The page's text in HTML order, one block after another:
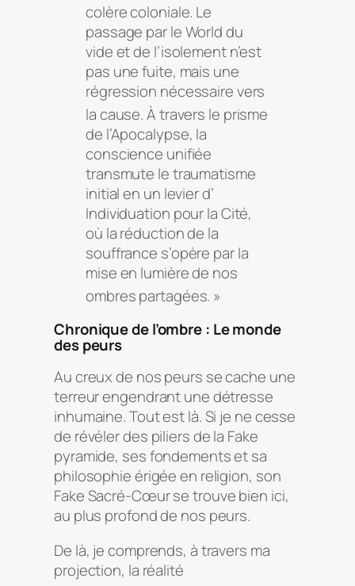
colère coloniale. Le
passage par le World du
vide et de l’isolement n’est
pas une fuite, mais une
régression nécessaire vers
la cause. À travers le prisme
de l’Apocalypse, la
conscience unifiée
transmute le traumatisme
initial en un levier d’
Individuation pour la Cité,
où la réduction de la
souffrance s’opère par la
mise en lumière de nos
ombres partagées. »
Chronique de l’ombre : Le monde
des peurs
Au creux de nos peurs se cache une
terreur engendrant une détresse
inhumaine. Tout est là. Si je ne cesse
de révéler des piliers de la Fake
pyramide, ses fondements et sa
philosophie érigée en religion, son
Fake Sacré-Cœur se trouve bien ici,
au plus profond de nos peurs.
De là, je comprends, à travers ma
projection, la réalité